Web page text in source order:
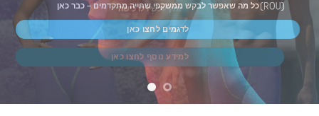
זמין עכשיו לרכישה
למידע נוסף לחצו כאן
כל מה שאפשר לבקש ממשקפי שחייה מתקדמים – כבר כאן
לדגמים לחצו כאן